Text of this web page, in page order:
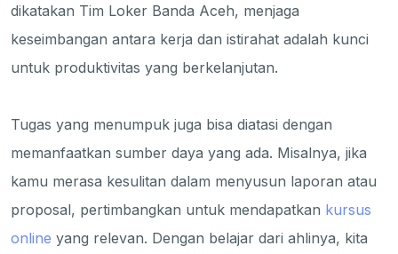
dikatakan Tim Loker Banda Aceh, menjaga
keseimbangan antara kerja dan istirahat adalah kunci
untuk produktivitas yang berkelanjutan.
Tugas yang menumpuk juga bisa diatasi dengan
memanfaatkan sumber daya yang ada. Misalnya, jika
kamu merasa kesulitan dalam menyusun laporan atau
proposal, pertimbangkan untuk mendapatkan kursus
online yang relevan. Dengan belajar dari ahlinya, kita